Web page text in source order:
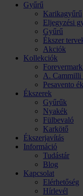
Gyűrű
Karikagyűrű
Eljegyzési
Gyűrű
Ékszer
Akciók
Kollekciók
A. Cammilli
Pesavento
Ékszerek
Gyűrűk
Nyakék
Fülbevaló
Karkötő
Ékszerjavítás
Információ
Tudástár
Blog
Kapcsolat
Elérhetőség
Hírlevél